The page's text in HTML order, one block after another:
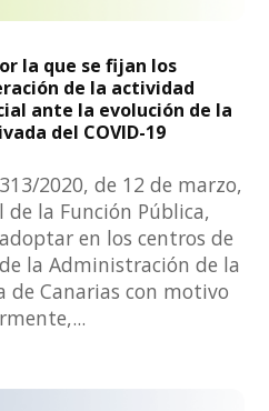
la que se fijan los
de la actividad
ante la evolución de la
del COVID-19
2020, de 12 de marzo,
de la Función Pública,
en los centros de
la Administración de la
Canarias con motivo